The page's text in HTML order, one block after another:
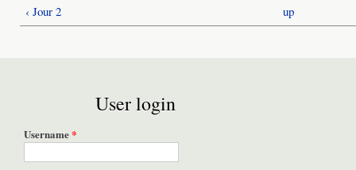
‹ Jour 2 up
User login
Username*